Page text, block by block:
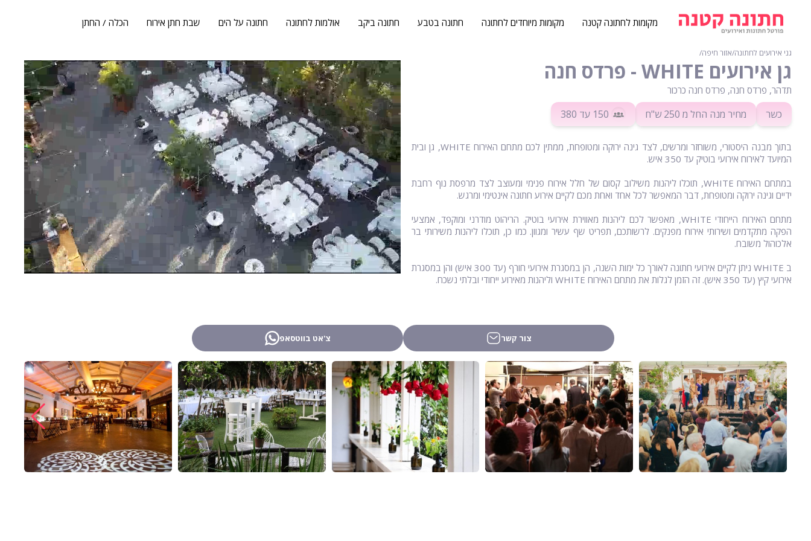
מקומות לחתונה קטנה מקומות מיוחדים לחתונה חתונה בטבע חתונה ביקב אולמות לחתונה חתונה על הים שבת חתן אירוח הכלה / החתן
גני אירועים לחתונה∕אזור חיפה∕
גן אירועים WHITE - פרדס חנה
תדהר, פרדס חנה, פרדס חנה כרכור
כשר מחיר מנה החל מ 250 ש"ח 150 עד 380
בתוך מבנה היסטורי, משוחזר ומרשים, לצד גינה ירוקה ומטופחת, ממתין לכם מתחם האירוח WHITE, גן ובית
המיועד לאירוח אירועי בוטיק עד 350 איש.
במתחם האירוח WHITE, תוכלו ליהנות משילוב קסום של חלל אירוח פנימי ומעוצב לצד מרפסת נוף רחבת
ידיים וגינה ירוקה ומטופחת, דבר המאפשר לכל אחד ואחת מכם לקיים אירוע חתונה אינטימי ומרגש.
מתחם האירוח הייחודי WHITE, מאפשר לכם ליהנות מאווירת אירועי בוטיק. הריהוט מודרני ומוקפד, אמצעי
הפקה מתקדמים ושירותי אירוח מפנקים. לרשותכם, תפריט שף עשיר ומגוון. כמו כן, תוכלו ליהנות משירותי בר
אלכוהול משובח.
ב WHITE ניתן לקיים אירועי חתונה לאורך כל ימות השנה, הן במסגרת אירועי חורף (עד 300 איש) והן במסגרת
אירועי קיץ (עד 350 איש). זה הזמן לגלות את מתחם האירוח WHITE וליהנות מאירוע ייחודי ובלתי נשכח.
צור קשר צ'אט בווטסאפ